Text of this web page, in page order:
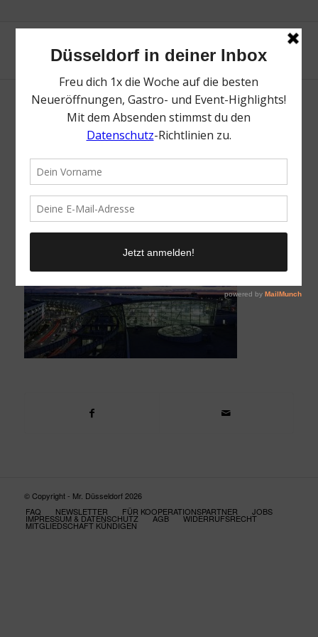
Dein Reisemarkt am Flughafen Düsseldorf |
© Copyright - Mr. Düsseldorf 2026
FAQ
NEWSLETTER FÜR KOOPERATIONSPARTNER JOBS
IMPRESSUM & DATENSCHUTZ AGB WIDERRUFSRECHT
MITGLIEDSCHAFT KÜNDIGEN